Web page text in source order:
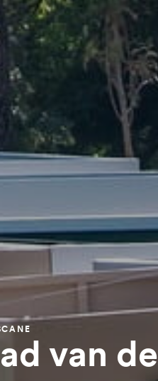
van de